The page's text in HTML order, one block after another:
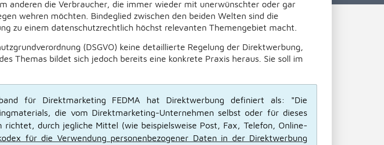
anderen die Verbraucher, die immer wieder mit unerwünschter oder gar
wehren möchten. Bindeglied zwischen den beiden Welten sind die
zu einem datenschutzrechtlich höchst relevanten Themengebiet macht.
(DSGVO) keine detaillierte Regelung der Direktwerbung,
Themas bildet sich jedoch bereits eine konkrete Praxis heraus. Sie soll im
für Direktmarketing FEDMA hat Direktwerbung definiert als: "Die
die vom Direktmarketing-Unternehmen selbst oder für dieses
richtet, durch jegliche Mittel (wie beispielsweise Post, Fax, Telefon, Online-
für die Verwendung personenbezogener Daten in der Direktwerbung